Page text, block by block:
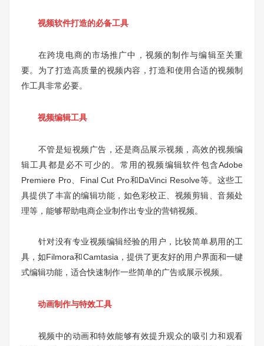
视频软件打造的必备工具
在跨境电商的市场推广中，视频的制作与编辑至关重
要。为了打造高质量的视频内容，打造和使用合适的视频制
作工具非常必要。
视频编辑工具
不管是短视频广告，还是商品展示视频，高效的视频编
辑工具都是必不可少的。常用的视频编辑软件包含Adobe
Premiere Pro、Final Cut Pro和DaVinci Resolve等。这些工
具提供了丰富的编辑功能，如色彩校正、视频剪辑、音频处
理等，能够帮助电商企业制作出专业的营销视频。
针对没有专业视频编辑经验的用户，比较简单易用的工
具，如Filmora和Camtasia，提供了更友好的用户界面和一键
式编辑功能，适合快速制作一些简单的广告或展示视频。
动画制作与特效工具
视频中的动画和特效能够有效提升观众的吸引力和观看